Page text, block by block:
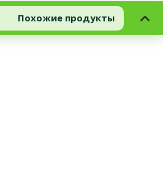
Похожие продукты